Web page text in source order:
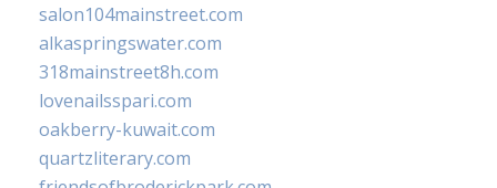
salon104mainstreet.com
alkaspringswater.com
318mainstreet8h.com
lovenailsspari.com
oakberry-kuwait.com
quartzliterary.com